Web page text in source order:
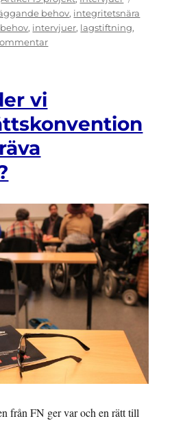
behov, integritetsnära
, intervjuer, lagstiftning,
till
kränkande
vi
från FN ger var och en rätt till